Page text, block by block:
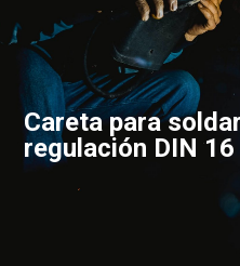
Careta para
regulación DIN